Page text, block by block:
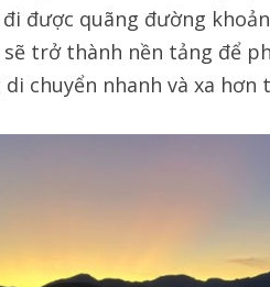
được quãng đường
sẽ trở thành nền tảng để
chuyển nhanh và xa